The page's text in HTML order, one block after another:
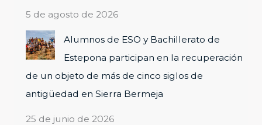
5 de agosto de 2026
Alumnos de ESO y Bachillerato de
Estepona participan en la recuperación
de un objeto de más de cinco siglos de
antigüedad en Sierra Bermeja
25 de junio de 2026